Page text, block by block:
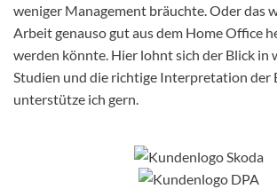
weniger Management bräuchte. Oder das
Arbeit genauso gut aus dem Home Office
werden könnte. Hier lohnt sich der Blick in
Studien und die richtige Interpretation der
unterstütze ich gern.